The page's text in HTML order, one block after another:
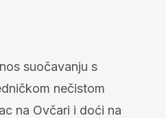
suočavanju s
nečistom
na Ovčari i doći na